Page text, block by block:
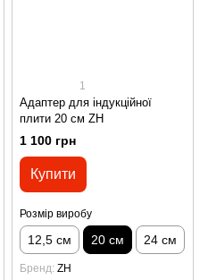
1
Адаптер для індукційної
плити 20 см ZH
1 100 грн
Купити
Розмір виробу
12,5 см 20 см 24 см
Бренд ZH